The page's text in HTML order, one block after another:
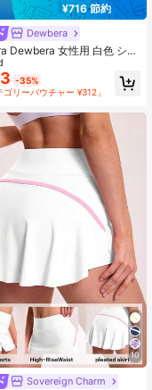
¥716 節約
Dewbera
Dewbera 女性用 白色 ショ
ート付きパンツ ジッパー付
ン素材 スポーツスカート
-35%
ゴリーバウチャー ¥312」
10
Sovereign Charm